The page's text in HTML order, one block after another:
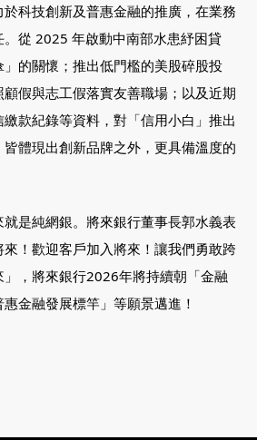
科技創新及普惠金融的推廣，在業務
從 2025 年啟動中南部水患紓困貸
的關懷；推出低門檻的美股碎股投
假與志工假落實友善職場；以及近期
款紀錄等資料，對「信用小白」推出
體現出創新品牌之外，更具備溫度的
是純網銀。將來銀行董事長郭水義表
！歡迎客戶加入將來！讓我們勇敢跨
，將來銀行2026年將持續朝「金融
金融發展標竿」等願景邁進！